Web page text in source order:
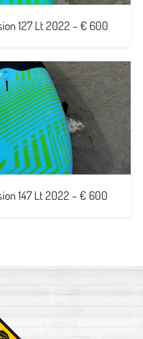
127 Lt 2022 – € 600
147 Lt 2022 – € 600